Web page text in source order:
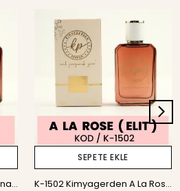
K-49 Kimyagerden CHL Signature - 50 ml
SEPETE EKLE
K-1502 Kimyagerden A La Rose - Elit seri - 50 ml